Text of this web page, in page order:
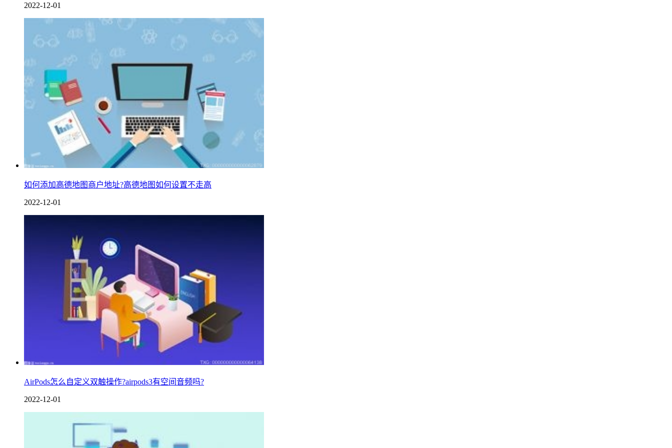
2022-12-01
如何添加高德地图商户地址?高德地图如何设置不走高
2022-12-01
AirPods怎么自定义双触操作?airpods3有空间音频吗?
2022-12-01